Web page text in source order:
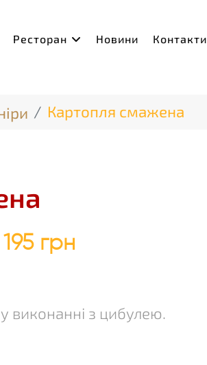
Ресторан Новини Контакти
Картопля смажена
195 грн
з цибулею.